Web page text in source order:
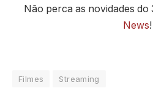
Não perca as novidades do
News!
Filmes Streaming